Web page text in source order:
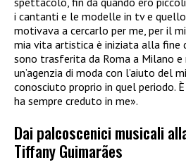
i cantanti e le modelle in tv e
motivava a cercarlo per me, per il
mia vita artistica è iniziata alla fine
sono trasferita da Roma a Milano
un’agenzia di moda con l’aiuto del
conosciuto proprio in quel periodo.
ha sempre creduto in me».
Dai palcoscenici musicali
Tiffany Guimarães